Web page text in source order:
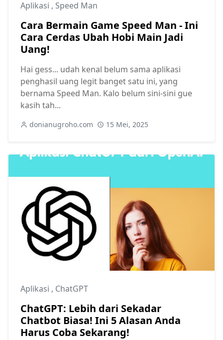
Aplikasi , Speed Man
Cara Bermain Game Speed Man - Ini
Cara Cerdas Ubah Hobi Main Jadi
Uang!
Hai gess... udah kenal belum sama aplikasi
penghasil uang legit banget satu ini, yang
bernama Speed Man. Kalo belum sini-sini gue
kasih tah...
donianugroho.com 15 Mei, 2025
Aplikasi , ChatGPT
ChatGPT: Lebih dari Sekadar
Chatbot Biasa! Ini 5 Alasan Anda
Harus Coba Sekarang!